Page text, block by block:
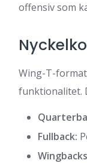
offensiv som
Wing-T-
funktionalitet.
Fullback: